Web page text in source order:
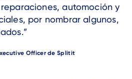
automoción y
por nombrar algunos,
Officer de Splitit